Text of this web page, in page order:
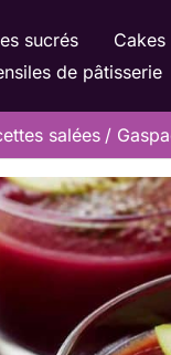
sucrés Cakes
de pâtisserie
salées